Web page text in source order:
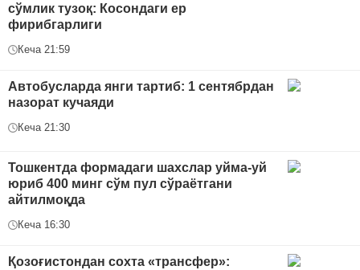
сўмлик тузоқ: Косондаги ер
фирибгарлиги
Кеча 21:59
Автобусларда янги тартиб: 1 сентябрдан
назорат кучаяди
Кеча 21:30
Тошкентда формадаги шахслар уйма-уй
юриб 400 минг сўм пул сўраётгани
айтилмоқда
Кеча 16:30
Қозоғистондан сохта «трансфер»: